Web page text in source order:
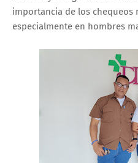
importancia de los chequeos
especialmente en hombres